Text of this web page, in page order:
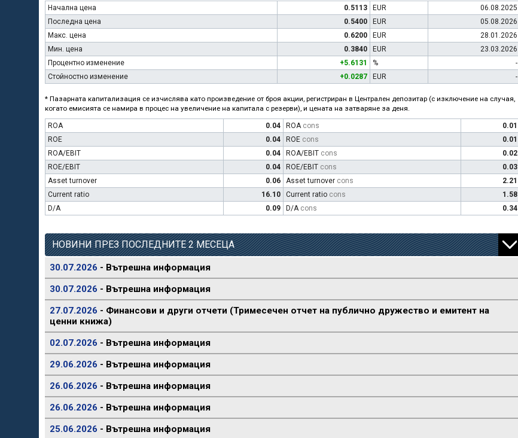
Начална цена
0.5113 EUR
06.08.2025
Последна цена
0.5400 EUR
05.08.2026
Макс. цена
0.6200 EUR
28.01.2026
Мин. цена
0.3840 EUR
23.03.2026
Процентно изменение
+5.6131 %
-
Стойностно изменение
+0.0287 EUR -
* Пазарната капитализация се изчислява като произведение от броя акции, регистриран в Централен депозитар (с изключение на случая,
когато емисията се намира в процес на увеличение на капитала с резерви), и цената на затваряне за деня.
ROA 0.04 ROA cons
0.01
ROE
0.04 ROE cons
0.01
ROA/EBIT
0.04 ROA/EBIT cons
0.02
ROE/EBIT
0.04 ROE/EBIT cons
0.03
Asset turnover
0.06 Asset turnover cons
2.21
Current ratio
16.10 Current ratio cons
1.58
D/A
0.09 D/A cons 0.34
НОВИНИ ПРЕЗ ПОСЛЕДНИТЕ 2 МЕСЕЦА
30.07.2026 - Вътрешна информация
30.07.2026 - Вътрешна информация
27.07.2026 - Финансови и други отчети (Тримесечен отчет на публично дружество и емитент на
ценни книжа)
02.07.2026 - Вътрешна информация
29.06.2026 - Вътрешна информация
26.06.2026 - Вътрешна информация
26.06.2026 - Вътрешна информация
25.06.2026 - Вътрешна информация